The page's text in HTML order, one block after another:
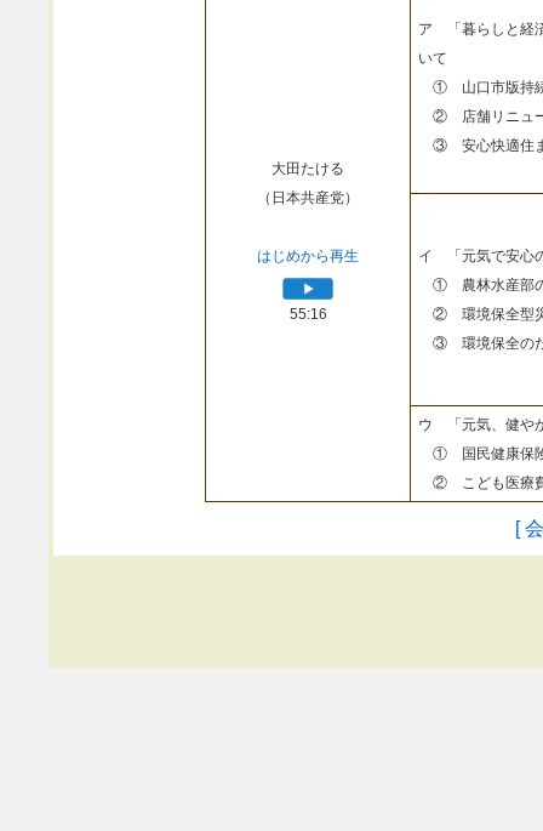
大田たける
（日本共産党）
はじめから再生
55:16
ア 「暮らしと経
いて
① 山口市版持続
② 店舗リニュー
③ 安心快適住ま
イ 「元気で安心
① 農林水産部
② 環境保全型
③ 環境保全のた
ウ 「元気、健や
① 国民健康保険
② こども医療費
[